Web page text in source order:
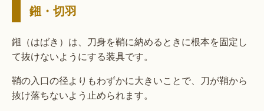
鎺・切羽
鎺（はばき）は、刀身を鞘に納めるときに根本を固定し
て抜けないようにする装具です。
鞘の入口の径よりもわずかに大きいことで、刀が鞘から
抜け落ちないよう止められます。